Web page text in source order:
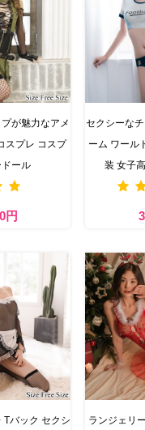
が魅力なアメ
スプレ コスプ
ール
円
セクシーな
ーム ワール
装 女子
Tバック セクシ ランジェリ